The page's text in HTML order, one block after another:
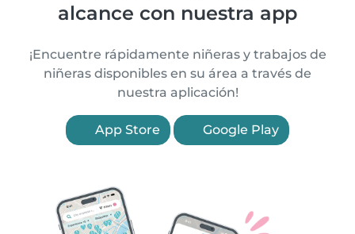
alcance con nuestra app
¡Encuentre rápidamente niñeras y trabajos de
niñeras disponibles en su área a través de
nuestra aplicación!
App Store Google Play